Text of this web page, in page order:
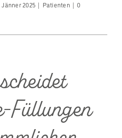
Jänner 2025 | Patienten | 0
Füllungen